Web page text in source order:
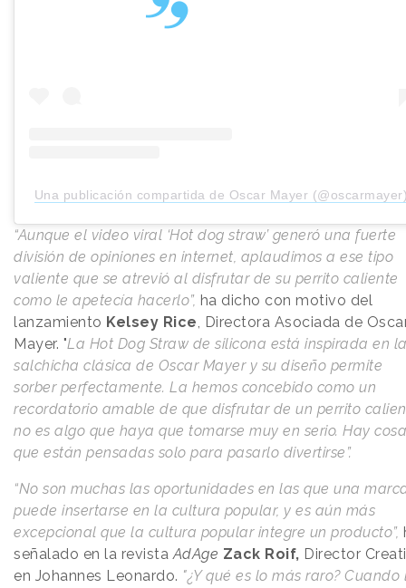
Una publicación compartida de Oscar Mayer
“Aunque el video viral ‘Hot dog straw’ generó una fuerte
división de opiniones en internet, aplaudimos a ese tipo
valiente que se atrevió al disfrutar de su perrito caliente
como le apetecía hacerlo”, ha dicho con motivo del
lanzamiento Kelsey Rice, Directora Asociada de
Mayer. "La Hot Dog Straw de silicona está inspirada en
salchicha clásica de Oscar Mayer y su diseño permite
sorber perfectamente. La hemos concebido como un
recordatorio amable de que disfrutar de un perrito
no es algo que haya que tomarse muy en serio. Hay
que están pensadas solo para pasarlo divertirse”.
“No son muchas las oportunidades en las que una
puede insertarse en la cultura popular, y es aún más
excepcional que la cultura popular integre un producto”,
señalado en la revistaAdAge Zack Roif, Director
en Johannes Leonardo. "¿Y qué es lo más raro? Cuando